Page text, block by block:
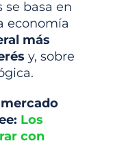
se basa en
economía
más
y, sobre
Los
con